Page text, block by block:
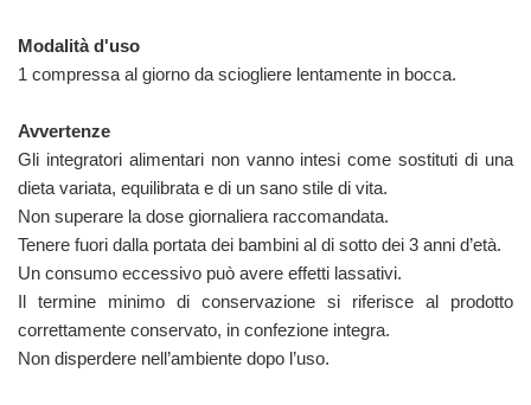
Modalità d'uso
1 compressa al giorno da sciogliere lentamente in bocca.
Avvertenze
Gli integratori alimentari non vanno intesi come sostituti di una
dieta variata, equilibrata e di un sano stile di vita.
Non superare la dose giornaliera raccomandata.
Tenere fuori dalla portata dei bambini al di sotto dei 3 anni d’età.
Un consumo eccessivo può avere effetti lassativi.
Il termine minimo di conservazione si riferisce al prodotto
correttamente conservato, in confezione integra.
Non disperdere nell’ambiente dopo l’uso.